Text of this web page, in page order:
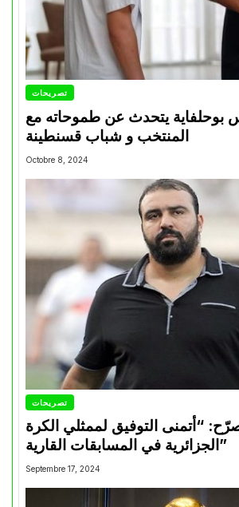
تصريحات
بوحلفاية يتحدث عن طموحاته مع
المنتخب و شباب قسنطينة
Octobre 8, 2024
تصريحات
“أتمنى التوفيق لممثلي الكرة
الجزائرية في المسابقات القارية”
Septembre 17, 2024